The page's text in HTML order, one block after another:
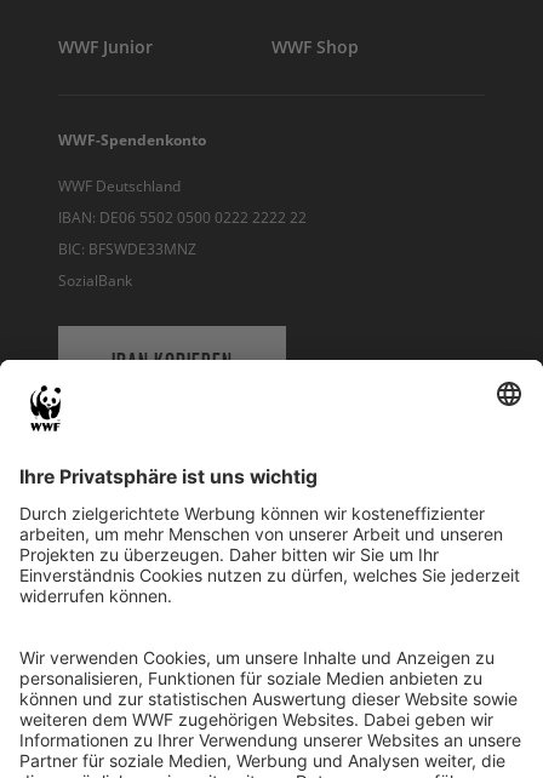
WWF Junior WWF Shop
WWF-Spendenkonto
WWF Deutschland
IBAN: DE06 5502 0500 0222 2222 22
BIC: BFSWDE33MNZ
SozialBank
IBAN KOPIEREN
WWF Deutschland
Reinhardtstr. 18
10117 Berlin
Ihre Spende kann steuerlich geltend gemacht werden
Registriert als Stiftung WWF Deutschland, Senatsverwaltung für
Justiz Berlin, Az: 3416/976/2